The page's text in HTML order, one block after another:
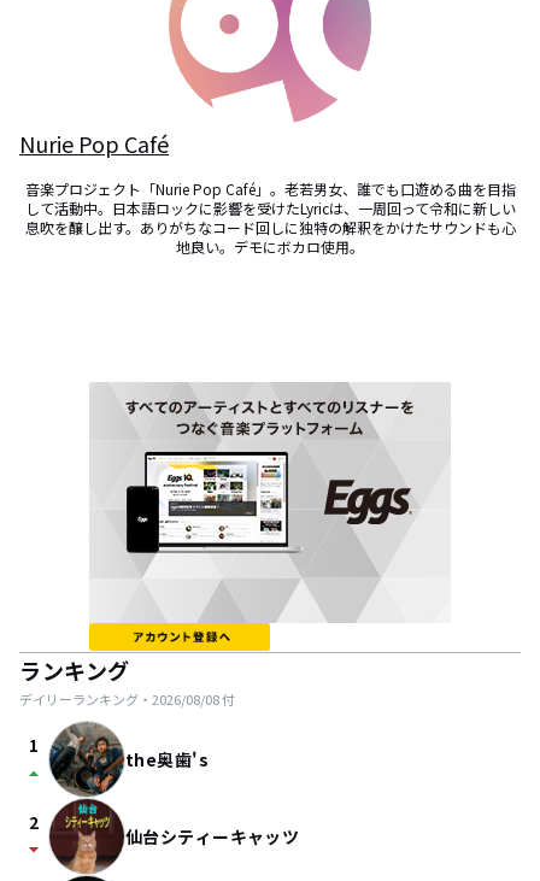
Nurie Pop Café
音楽プロジェクト「Nurie Pop Café」。老若男女、誰でも口遊める曲を目指
して活動中。日本語ロックに影響を受けたLyricは、一周回って令和に新しい
息吹を醸し出す。ありがちなコード回しに独特の解釈をかけたサウンドも心
地良い。デモにボカロ使用。
ランキング
デイリーランキング・ 2026/08/08付
1
arrow_drop_up the奥歯's
2
arrow_drop_down 仙台シティーキャッツ